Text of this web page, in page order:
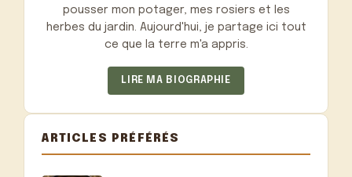
pousser mon potager, mes rosiers et les
herbes du jardin. Aujourd'hui, je partage ici tout
ce que la terre m'a appris.
LIRE MA BIOGRAPHIE
ARTICLES PRÉFÉRÉS